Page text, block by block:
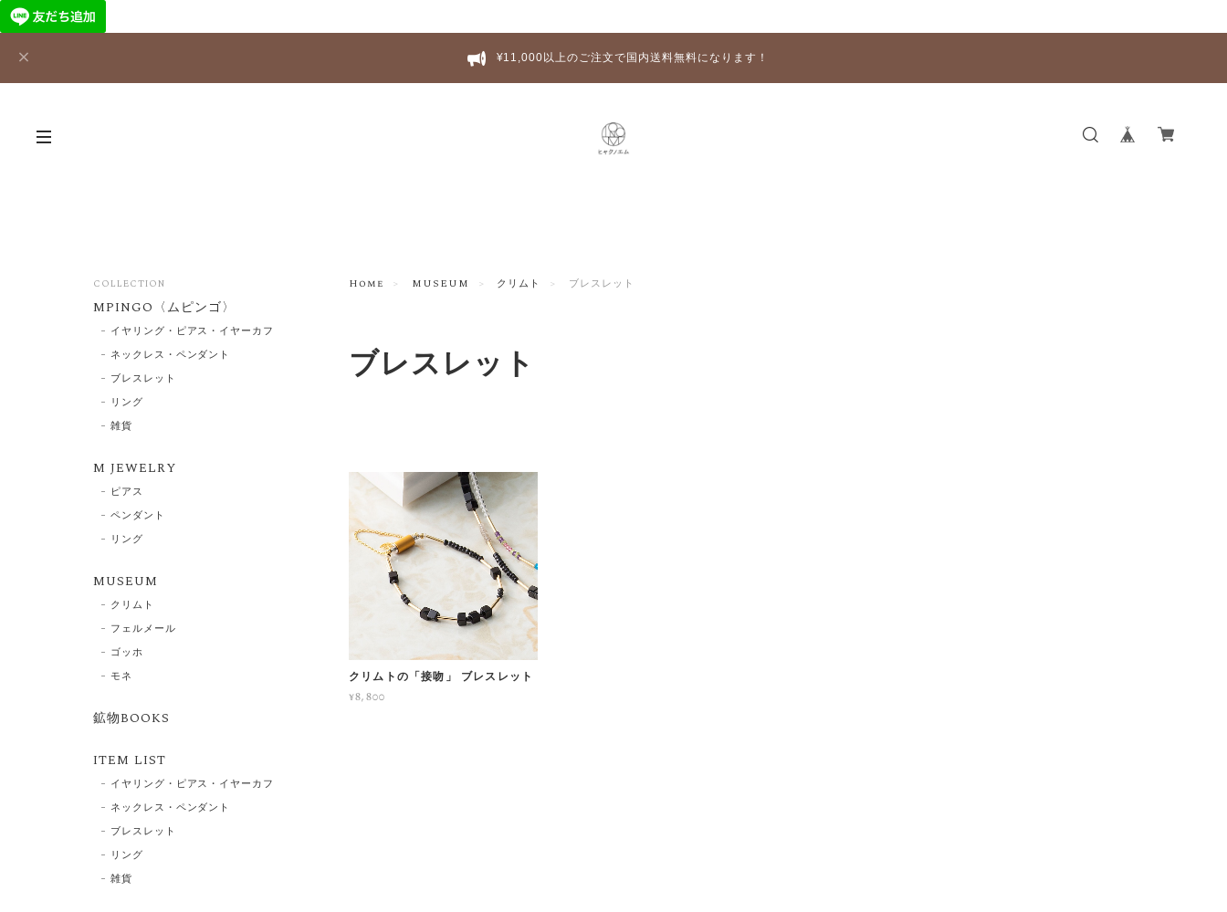
¥11,000以上のご注文で国内送料無料になります！
Home MUSEUM クリムト ブレスレット
ブレスレット
クリムトの「接吻」 ブレスレット
¥8,800
COLLECTION
MPINGO〈ムピンゴ〉
イヤリング・ピアス・イヤーカフ
ネックレス・ペンダント
ブレスレット
リング
雑貨
M JEWELRY
ピアス
ペンダント
リング
MUSEUM
クリムト
フェルメール
ゴッホ
モネ
鉱物BOOKS
ITEM LIST
イヤリング・ピアス・イヤーカフ
ネックレス・ペンダント
ブレスレット
リング
雑貨